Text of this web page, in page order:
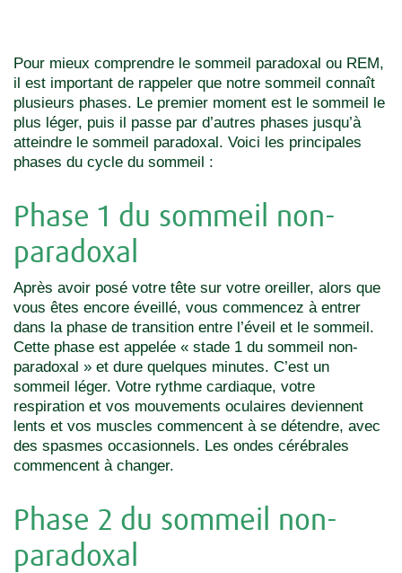
Pour mieux comprendre le sommeil paradoxal ou REM,
il est important de rappeler que notre sommeil connaît
plusieurs phases. Le premier moment est le sommeil le
plus léger, puis il passe par d’autres phases jusqu’à
atteindre le sommeil paradoxal. Voici les principales
phases du cycle du sommeil :
Phase 1 du sommeil non-
paradoxal
Après avoir posé votre tête sur votre oreiller, alors que
vous êtes encore éveillé, vous commencez à entrer
dans la phase de transition entre l’éveil et le sommeil.
Cette phase est appelée « stade 1 du sommeil non-
paradoxal » et dure quelques minutes. C’est un
sommeil léger. Votre rythme cardiaque, votre
respiration et vos mouvements oculaires deviennent
lents et vos muscles commencent à se détendre, avec
des spasmes occasionnels. Les ondes cérébrales
commencent à changer.
Phase 2 du sommeil non-
paradoxal